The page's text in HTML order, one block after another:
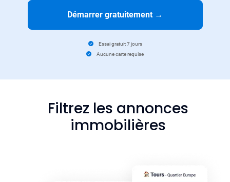
Démarrer gratuitement →
Essai gratuit 7 jours
Aucune carte requise
Filtrez les annonces
immobilières